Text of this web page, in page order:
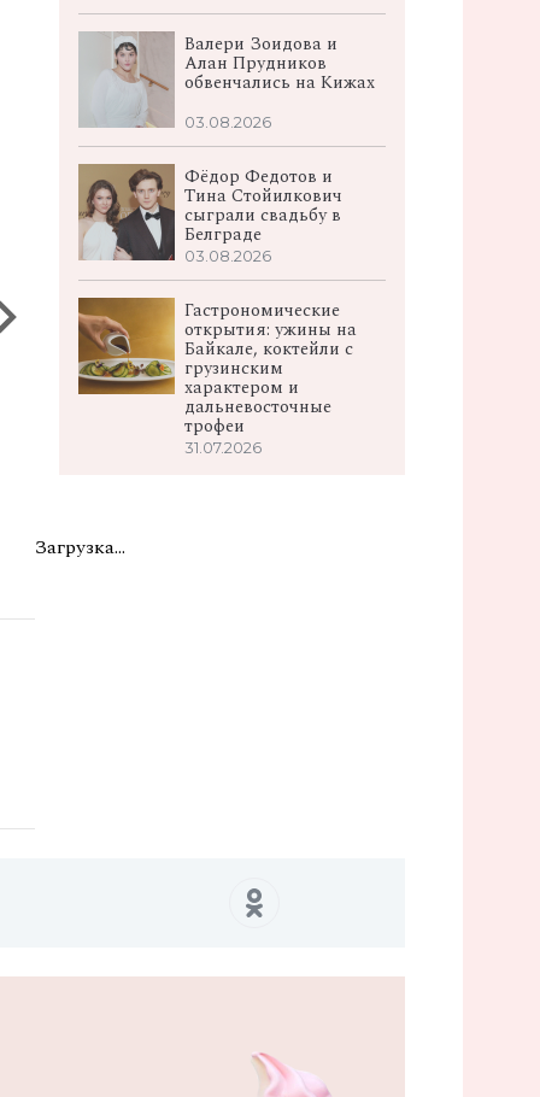
Валери Зоидова и
Алан Прудников
обвенчались на Кижах
03.08.2026
Фёдор Федотов и
Тина Стойилкович
сыграли свадьбу в
Белграде
03.08.2026
Гастрономические
открытия: ужины на
Байкале, коктейли с
грузинским
характером и
дальневосточные
трофеи
31.07.2026
Загрузка...